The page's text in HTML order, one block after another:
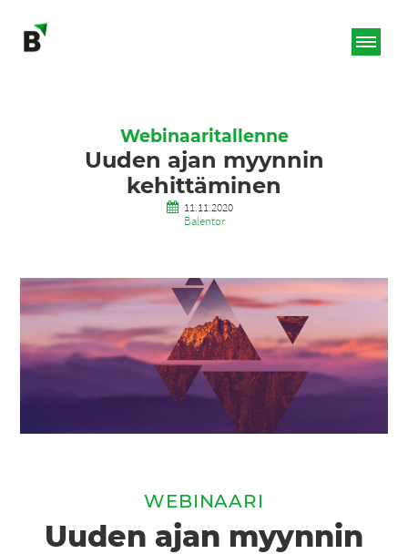
Webinaaritallenne
Uuden ajan myynnin
kehittäminen
11.11.2020
Balentor
WEBINAARI
Uuden ajan myynnin